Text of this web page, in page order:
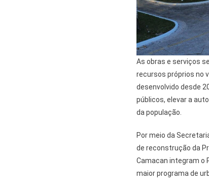
As obras e serviços
recursos próprios no
desenvolvido desde
públicos, elevar a
da população.
Por meio da
de reconstrução da
Camacan integram o
maior programa de